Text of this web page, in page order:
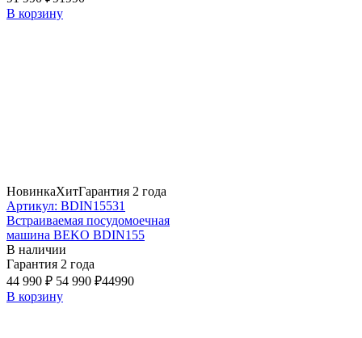
В корзину
НовинкаХитГарантия 2 года
Артикул: BDIN15531
Встраиваемая посудомоечная
машина BEKO BDIN155
В наличии
Гарантия 2 года
44 990 ₽ 54 990 ₽44990
В корзину